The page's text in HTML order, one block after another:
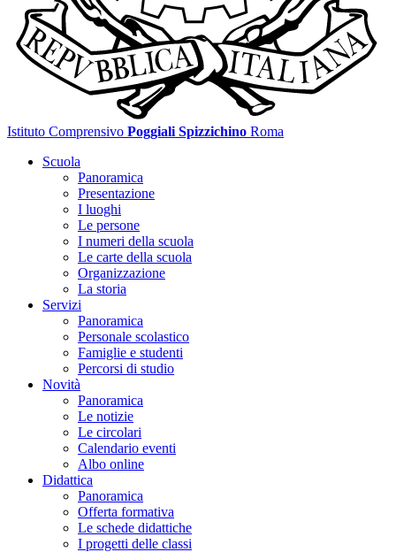
Istituto Comprensivo Poggiali Spizzichino Roma
Scuola
Panoramica
Presentazione
I luoghi
Le persone
I numeri della scuola
Le carte della scuola
Organizzazione
La storia
Servizi
Panoramica
Personale scolastico
Famiglie e studenti
Percorsi di studio
Novità
Panoramica
Le notizie
Le circolari
Calendario eventi
Albo online
Didattica
Panoramica
Offerta formativa
Le schede didattiche
I progetti delle classi